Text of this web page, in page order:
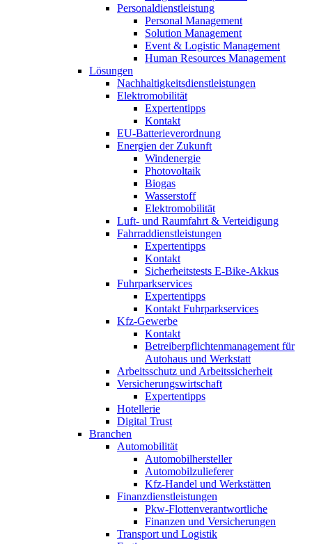
Personaldienstleistung
Personal Management
Solution Management
Event & Logistic Management
Human Resources Management
Lösungen
Nachhaltigkeitsdienstleistungen
Elektromobilität
Expertentipps
Kontakt
EU-Batterieverordnung
Energien der Zukunft
Windenergie
Photovoltaik
Biogas
Wasserstoff
Elektromobilität
Luft- und Raumfahrt & Verteidigung
Fahrraddienstleistungen
Expertentipps
Kontakt
Sicherheitstests E-Bike-Akkus
Fuhrparkservices
Expertentipps
Kontakt Fuhrparkservices
Kfz-Gewerbe
Kontakt
Betreiberpflichtenmanagement für
Autohaus und Werkstatt
Arbeitsschutz und Arbeitssicherheit
Versicherungswirtschaft
Expertentipps
Hotellerie
Digital Trust
Branchen
Automobilität
Automobilhersteller
Automobilzulieferer
Kfz-Handel und Werkstätten
Finanzdienstleistungen
Pkw‑Flottenverantwortliche
Finanzen und Versicherungen
Transport und Logistik